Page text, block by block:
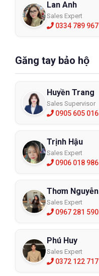
Lan Anh
Sales Expert
0334 789 967
Găng tay bảo hộ
Huyền Trang
Sales Supervisor
0905 605 016
Trịnh Hậu
Sales Expert
0906 018 986
Thơm Nguyễn
Sales Expert
0967 281 590
Phú Huy
Sales Expert
0372 122 717